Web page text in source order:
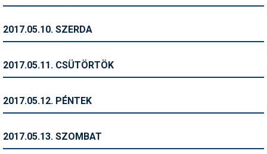
Síbérletárak
Sífelszerelés
2017.05.10. SZERDA
2017.05.11. CSÜTÖRTÖK
2017.05.12. PÉNTEK
2017.05.13. SZOMBAT